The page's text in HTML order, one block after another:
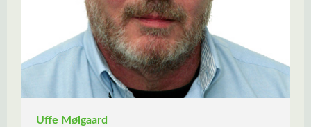
Uffe Mølgaard